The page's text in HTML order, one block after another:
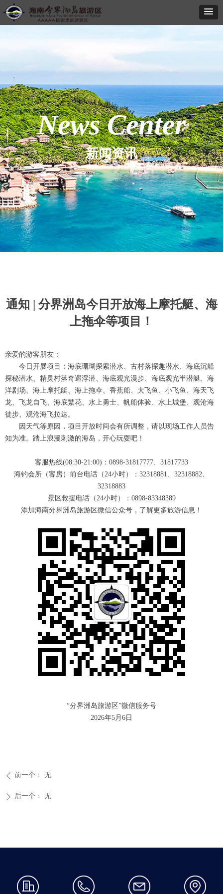
通知 | 分界洲岛今日开放海上摩托艇、海
上拖伞等项目！
亲爱的游客朋友：
今日开展项目：海底珊瑚探索潜水、古村落探趣潜水、海底沉船
探秘潜水、精灵村落奇遇浮潜、海底观光漫步、海底观光半潜艇、海
洋剧场、海上摩托艇、海上拖伞、香蕉船、大飞鱼、小飞鱼、海天飞
龙、飞龙自飞、海底繁花、水上勇士、帆船体验、水上城堡、观沧海
徒步、观沧海飞拉达。
因天气等原因，项目开放时间会有所调整，请以现场工作人员告
知为准。踏上浪漫刺激的海岛，开心玩耍吧！
客服热线(08:30-21:00)：0898-31817777、31817733
海钓会所（客房）前台电话（24小时）：32318881、32318882、
32318883
景区救援电话（24小时）：0898-83348389
添加海南分界洲岛旅游区微信公众号，了解更多旅游信息！
“分界洲岛旅游区”微信服务号
2026年5月6日
ꄴ 前一个： 无
ꄲ 后一个： 无
News Center
新闻资讯